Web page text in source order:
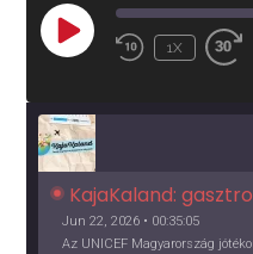
PLAY
EPISODE
1X
KajaKaland:
Jun 22, 2026 • 00:35:05